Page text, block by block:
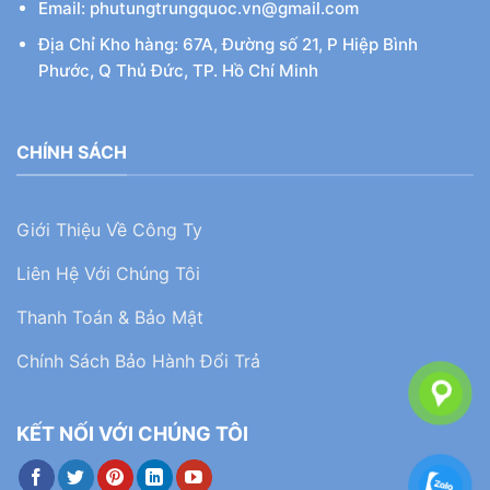
Email: phutungtrungquoc.vn@gmail.com
Địa Chỉ Kho hàng: 67A, Đường số 21, P Hiệp Bình
Phước, Q Thủ Đức, TP. Hồ Chí Minh
CHÍNH SÁCH
Giới Thiệu Về Công Ty
Liên Hệ Với Chúng Tôi
Thanh Toán & Bảo Mật
Chính Sách Bảo Hành Đổi Trả
KẾT NỐI VỚI CHÚNG TÔI